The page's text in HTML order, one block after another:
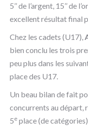
5’’ de l’argent, 15’’ de
excellent résultat final
Chez les cadets (U17),
bien conclu les trois
peu plus dans les
place des U17.
Un beau bilan de fait
concurrents au départ,
5e place (de